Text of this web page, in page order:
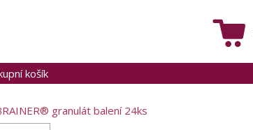
košík
granulát balení 24ks